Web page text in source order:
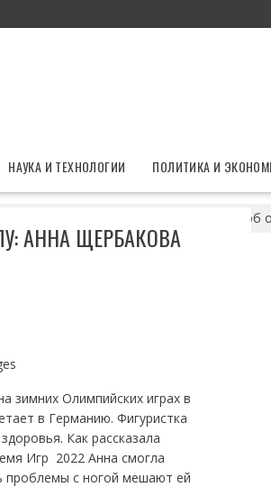
НАУКА И ТЕХНОЛОГИИ ПОЛИТИКА И
силу: Анна Щербакова объявила об
АННА ЩЕРБАКОВА
зимних Олимпийских играх в
в Германию. Фигуристка
Как рассказала
Игр  2022 Анна смогла
проблемы с ногой мешают ей